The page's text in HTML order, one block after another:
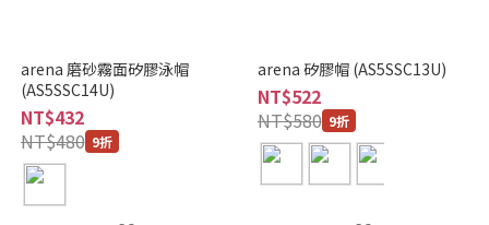
arena 磨砂霧面矽膠泳帽
(AS5SSC14U)
NT$432
NT$480 9折
arena 矽膠帽 (AS5SSC13U)
NT$522
NT$580 9折